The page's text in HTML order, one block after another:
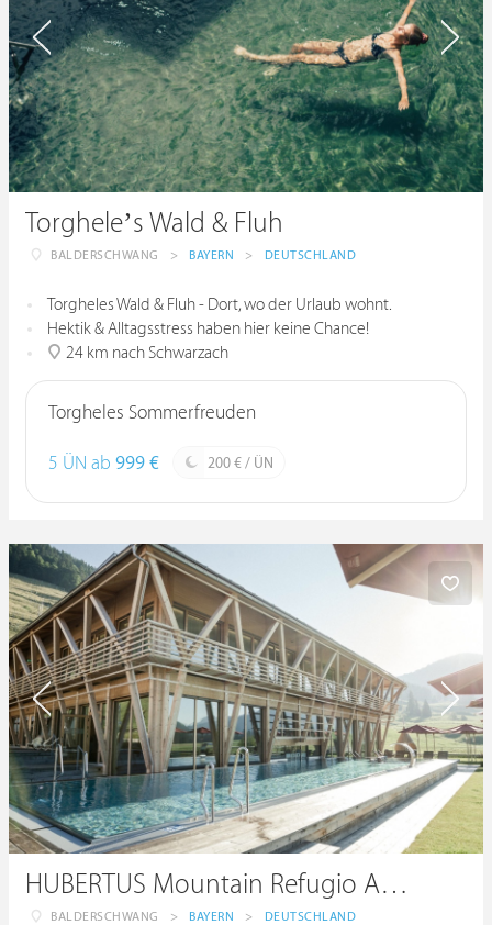
Torghele’s Wald & Fluh
BALDERSCHWANG > BAYERN > DEUTSCHLAND
Torgheles Wald & Fluh - Dort, wo der Urlaub wohnt.
Hektik & Alltagsstress haben hier keine Chance!
24 km nach Schwarzach
Torgheles Sommerfreuden
5 ÜN ab 999 € 200 € / ÜN
HUBERTUS Mountain Refugio Allgäu
BALDERSCHWANG > BAYERN > DEUTSCHLAND